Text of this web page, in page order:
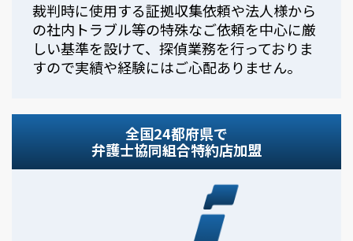
裁判時に使用する証拠収集依頼や法人様から
の社内トラブル等の特殊なご依頼を中心に厳
しい基準を設けて、探偵業務を行っておりま
すので実績や経験にはご心配ありません。
全国24都府県で
弁護士協同組合特約店加盟